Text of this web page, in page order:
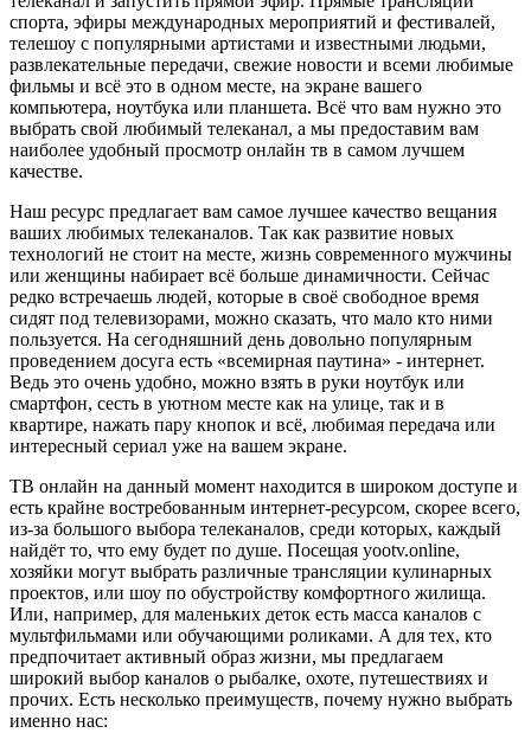
спорта, эфиры международных мероприятий и фестивалей,
телешоу с популярными артистами и известными людьми,
развлекательные передачи, свежие новости и всеми любимые
фильмы и всё это в одном месте, на экране вашего
компьютера, ноутбука или планшета. Всё что вам нужно это
выбрать свой любимый телеканал, а мы предоставим вам
наиболее удобный просмотр онлайн тв в самом лучшем
качестве.
Наш ресурс предлагает вам самое лучшее качество вещания
ваших любимых телеканалов. Так как развитие новых
технологий не стоит на месте, жизнь современного мужчины
или женщины набирает всё больше динамичности. Сейчас
редко встречаешь людей, которые в своё свободное время
сидят под телевизорами, можно сказать, что мало кто ними
пользуется. На сегодняшний день довольно популярным
проведением досуга есть «всемирная паутина» - интернет.
Ведь это очень удобно, можно взять в руки ноутбук или
смартфон, сесть в уютном месте как на улице, так и в
квартире, нажать пару кнопок и всё, любимая передача или
интересный сериал уже на вашем экране.
ТВ онлайн на данный момент находится в широком доступе и
есть крайне востребованным интернет-ресурсом, скорее всего,
из-за большого выбора телеканалов, среди которых, каждый
найдёт то, что ему будет по душе. Посещая yootv.online,
хозяйки могут выбрать различные трансляции кулинарных
проектов, или шоу по обустройству комфортного жилища.
Или, например, для маленьких деток есть масса каналов с
мультфильмами или обучающими роликами. А для тех, кто
предпочитает активный образ жизни, мы предлагаем
широкий выбор каналов о рыбалке, охоте, путешествиях и
прочих. Есть несколько преимуществ, почему нужно выбрать
именно нас: